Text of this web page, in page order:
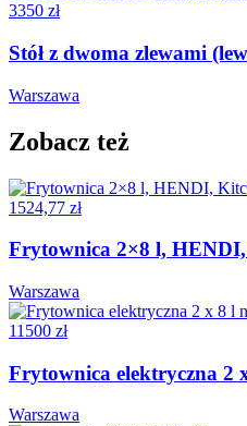
3350 zł
Stół z dwoma zlewami
Warszawa
Zobacz też
1524,77 zł
Frytownica 2×8 l,
Warszawa
11500 zł
Frytownica elektryczna 2
Warszawa